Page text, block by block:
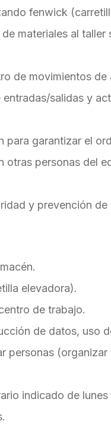
fenwick
materiales al taller
de movimientos de
salidas y
para garantizar el
otras personas del
y prevención de
elevadora).
de trabajo.
de datos, uso
personas
indicado de lunes